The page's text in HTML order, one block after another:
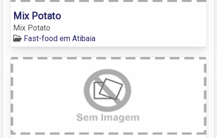
Mix Potato
Mix Potato
Fast-food em Atibaia